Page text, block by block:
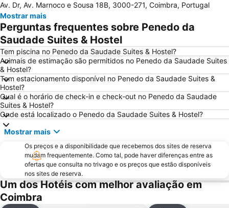
Praia Fluvial das Fragas de S. Simão
Relógio Beach
Praia do Cabedelo
Torre Pentagonal de Dornes
Mata do Buçaco
Praia Fluvial dos Olhos da Fervença
Museu Militar do Buçaco
Universidade de Coimbra
Cova Gala Beach
Osso da Baleia
Serra do Caramulo
Baixa de Coimbra
Figueira
Praia Fluvial da Peneda
Praia da Costa de Lavos
Gafanha da Boa Hora Beach
Porto da Figueira da Foz
Praia da Claridade
Parque Aquático Vaga Splash
Praia Fluvial de Aldeia Ana de Aviz
Praia da Leirosa
Praça da República
Estação de Comboios de Coimbra A
Ruínas de Conímbriga
Av. Dr, Av. Marnoco e Sousa 18B, 3000-271, Coimbra, Portugal
Mostrar mais
Perguntas frequentes sobre Penedo da
Saudade Suites & Hostel
Tem piscina no Penedo da Saudade Suites & Hostel?
Animais de estimação são permitidos no Penedo da Saudade Suites
& Hostel?
Tem estacionamento disponível no Penedo da Saudade Suites &
Hostel?
Qual é o horário de check-in e check-out no Penedo da Saudade
Suites & Hostel?
Onde está localizado o Penedo da Saudade Suites & Hostel?
Mostrar mais
Os preços e a disponibilidade que recebemos dos sites de reserva
mudam frequentemente. Como tal, pode haver diferenças entre as
ofertas que consulta no trivago e os preços que estão disponíveis
nos sites de reserva.
Um dos Hotéis com melhor avaliação em
Coimbra